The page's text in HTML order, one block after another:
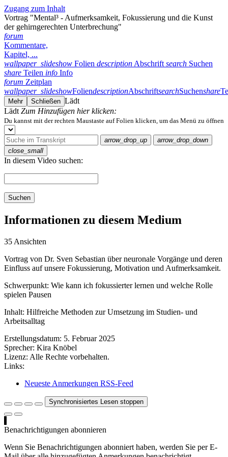
Zugang zum Inhalt
Vortrag "Mental³ - Aufmerksamkeit, Fokussierung und die Kunst
der gehirngerechten Unterbrechung"
forum
Kommentare,
Kapitel, ...
wallpaper_slideshow Folien description Abschrift search Suchen
share Teilen info Info
forum Zeitplan
wallpaper_slideshowFoliendescriptionAbschriftsearchSuchenshare
Mehr Schließen Lädt
Lädt Zum Hinzufügen hier klicken:
Du kannst mit der rechten Maustaste auf Folien klicken, um das Menü zu öffnen
arrow_drop_up
arrow_drop_down
close_small
In diesem Video suchen:
Suchen
Informationen zu diesem Medium
35 Ansichten
Vortrag von Dr. Sven Sebastian über neuronale Vorgänge und deren
Einfluss auf unsere Fokussierung, Motivation und Aufmerksamkeit.
Schwerpunkt: Wie kann ich fokussierter lernen und welche Rolle
spielen Pausen
Inhalt: Hilfreiche Methoden zur Umsetzung im Studien- und
Arbeitsalltag
Erstellungsdatum: 5. Februar 2025
Sprecher: Kira Knöbel
Lizenz: Alle Rechte vorbehalten.
Links:
Neueste Anmerkungen RSS-Feed
Synchronisiertes Lesen stoppen
Benachrichtigungen abonnieren
Wenn Sie Benachrichtigungen abonniert haben, werden Sie per E-